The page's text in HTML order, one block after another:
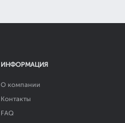
ИНФОРМАЦИЯ
О компании
Контакты
FAQ